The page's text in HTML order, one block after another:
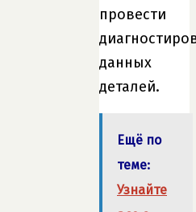
провести
данных
деталей.
Ещё по
теме:
Узнайте